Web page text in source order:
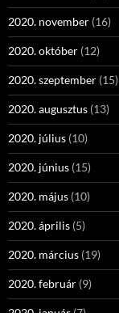
2020. november (16)
2020. október (12)
2020. szeptember (15)
2020. augusztus (13)
2020. július (10)
2020. június (15)
2020. május (10)
2020. április (5)
2020. március (19)
2020. február (9)